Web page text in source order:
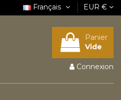
Français EUR €
Panier
Vide
Connexion